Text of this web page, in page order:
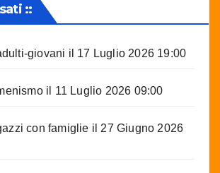
::
giovani il 17 Luglio 2026 19:00
il 11 Luglio 2026 09:00
con famiglie il 27 Giugno 2026